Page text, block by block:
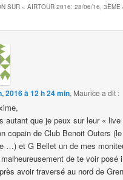
SUR «AIRTOUR 2016: 28/06/16, 3ÈME
2016 à 12 h 24 min, Maurice a dit :
autant que je peux sur leur «
copain de Club Benoit Outers (le
…) et G Bellet un de mes
de te voir posé
avoir traversé au nord de